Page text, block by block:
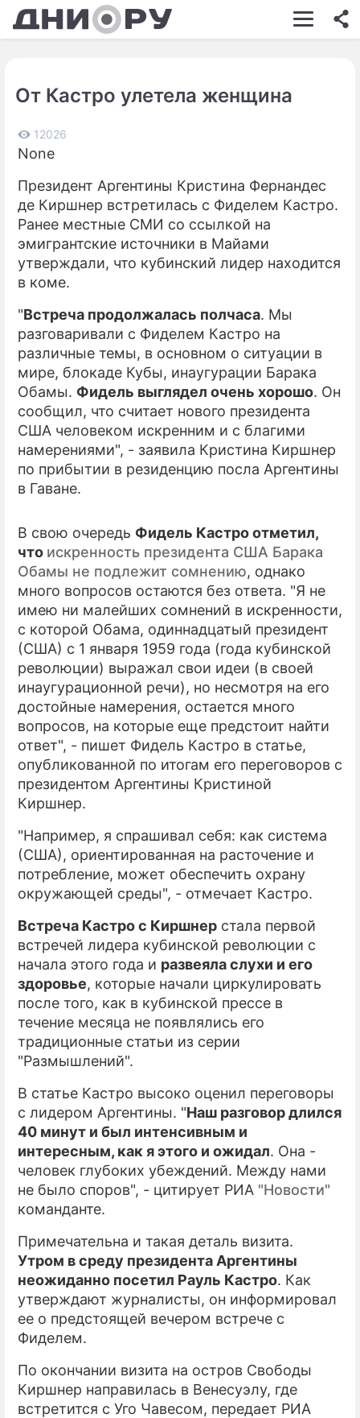
ШОУ-БИЗНЕС
КИНО
ЭКОНОМИКА
ПРОИСШЕСТВИЯ
СОННИК
СЕРИАЛЫ
ИГРЫ
ПРЕСС-РЕЛИЗЫ
О ПРОЕКТЕ
От Кастро улетела женщина
12026
None
Президент Аргентины Кристина Фернандес
де Киршнер встретилась с Фиделем Кастро.
Ранее местные СМИ со ссылкой на
эмигрантские источники в Майами
утверждали, что кубинский лидер находится
в коме.
"Встреча продолжалась полчаса. Мы
разговаривали с Фиделем Кастро на
различные темы, в основном о ситуации в
мире, блокаде Кубы, инаугурации Барака
Обамы. Фидель выглядел очень хорошо. Он
сообщил, что считает нового президента
США человеком искренним и с благими
намерениями", - заявила Кристина Киршнер
по прибытии в резиденцию посла Аргентины
в Гаване.
В свою очередь Фидель Кастро отметил,
что искренность президента США Барака
Обамы не подлежит сомнению, однако
много вопросов остаются без ответа. "Я не
имею ни малейших сомнений в искренности,
с которой Обама, одиннадцатый президент
(США) с 1 января 1959 года (года кубинской
революции) выражал свои идеи (в своей
инаугурационной речи), но несмотря на его
достойные намерения, остается много
вопросов, на которые еще предстоит найти
ответ", - пишет Фидель Кастро в статье,
опубликованной по итогам его переговоров с
президентом Аргентины Кристиной
Киршнер.
"Например, я спрашивал себя: как система
(США), ориентированная на расточение и
потребление, может обеспечить охрану
окружающей среды", - отмечает Кастро.
Встреча Кастро с Киршнер стала первой
встречей лидера кубинской революции с
начала этого года и развеяла слухи и его
здоровье, которые начали циркулировать
после того, как в кубинской прессе в
течение месяца не появлялись его
традиционные статьи из серии
"Размышлений".
В статье Кастро высоко оценил переговоры
с лидером Аргентины. "Наш разговор длился
40 минут и был интенсивным и
интересным, как я этого и ожидал. Она -
человек глубоких убеждений. Между нами
не было споров", - цитирует РИА "Новости"
команданте.
Примечательна и такая деталь визита.
Утром в среду президента Аргентины
неожиданно посетил Рауль Кастро. Как
утверждают журналисты, он информировал
ее о предстоящей вечером встрече с
Фиделем.
По окончании визита на остров Свободы
Киршнер направилась в Венесуэлу, где
встретится с Уго Чавесом, передает РИА